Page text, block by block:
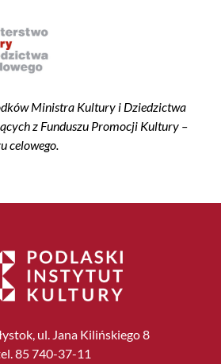
Ministra Kultury i Dziedzictwa
z Funduszu Promocji Kultury –
celowego.
ul. Jana Kilińskiego 8
85 740-37-11